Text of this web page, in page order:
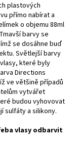
plastových
přímo nabírat a
o objemu 88ml
barvy se
se dosáhne buď
Světlejší barvy
které byly
Directions
ve většině případů
vytvářet
budou vyhovovat
sulfáty a silikony.
vlasy odbarvit